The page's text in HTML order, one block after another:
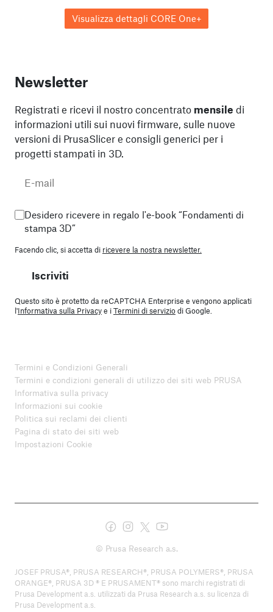
Visualizza dettagli CORE One+
Newsletter
Registrati e ricevi il nostro concentrato mensile di
informazioni utili sui nuovi firmware, sulle nuove
versioni di PrusaSlicer e consigli generici per i
progetti stampati in 3D.
Desidero ricevere in regalo l'e-book “Fondamenti di
stampa 3D”
Facendo clic, si accetta di ricevere la nostra newsletter.
Iscriviti
Questo sito è protetto da reCAPTCHA Enterprise e vengono applicati
l'Informativa sulla Privacye iTermini di serviziodi Google.
Termini e Condizioni Generali
Termini e condizioni generali di utilizzo dei siti web PRUSA
Informativa sulla privacy
Informazioni sui cookie
Politica sui reclami dei clienti
Pagina di stato dei siti web
Impostazioni Cookie
© Prusa Research a.s.
JOSEF PRUSA®, PRUSA RESEARCH®, PRUSA POLYMERS®, PRUSA
ORANGE®, PRUSA 3D ® E PRUSAMENT® sono marchi registrati di
Prusa Development a.s. utilizzati da Prusa Research a.s. su licenza di
Prusa Development a.s.